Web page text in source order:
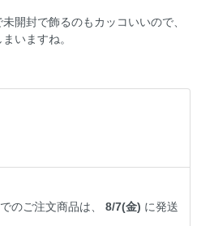
開封で飾るのもカッコいいので、
いますね。
のご注文商品は、8/7(金) に発送